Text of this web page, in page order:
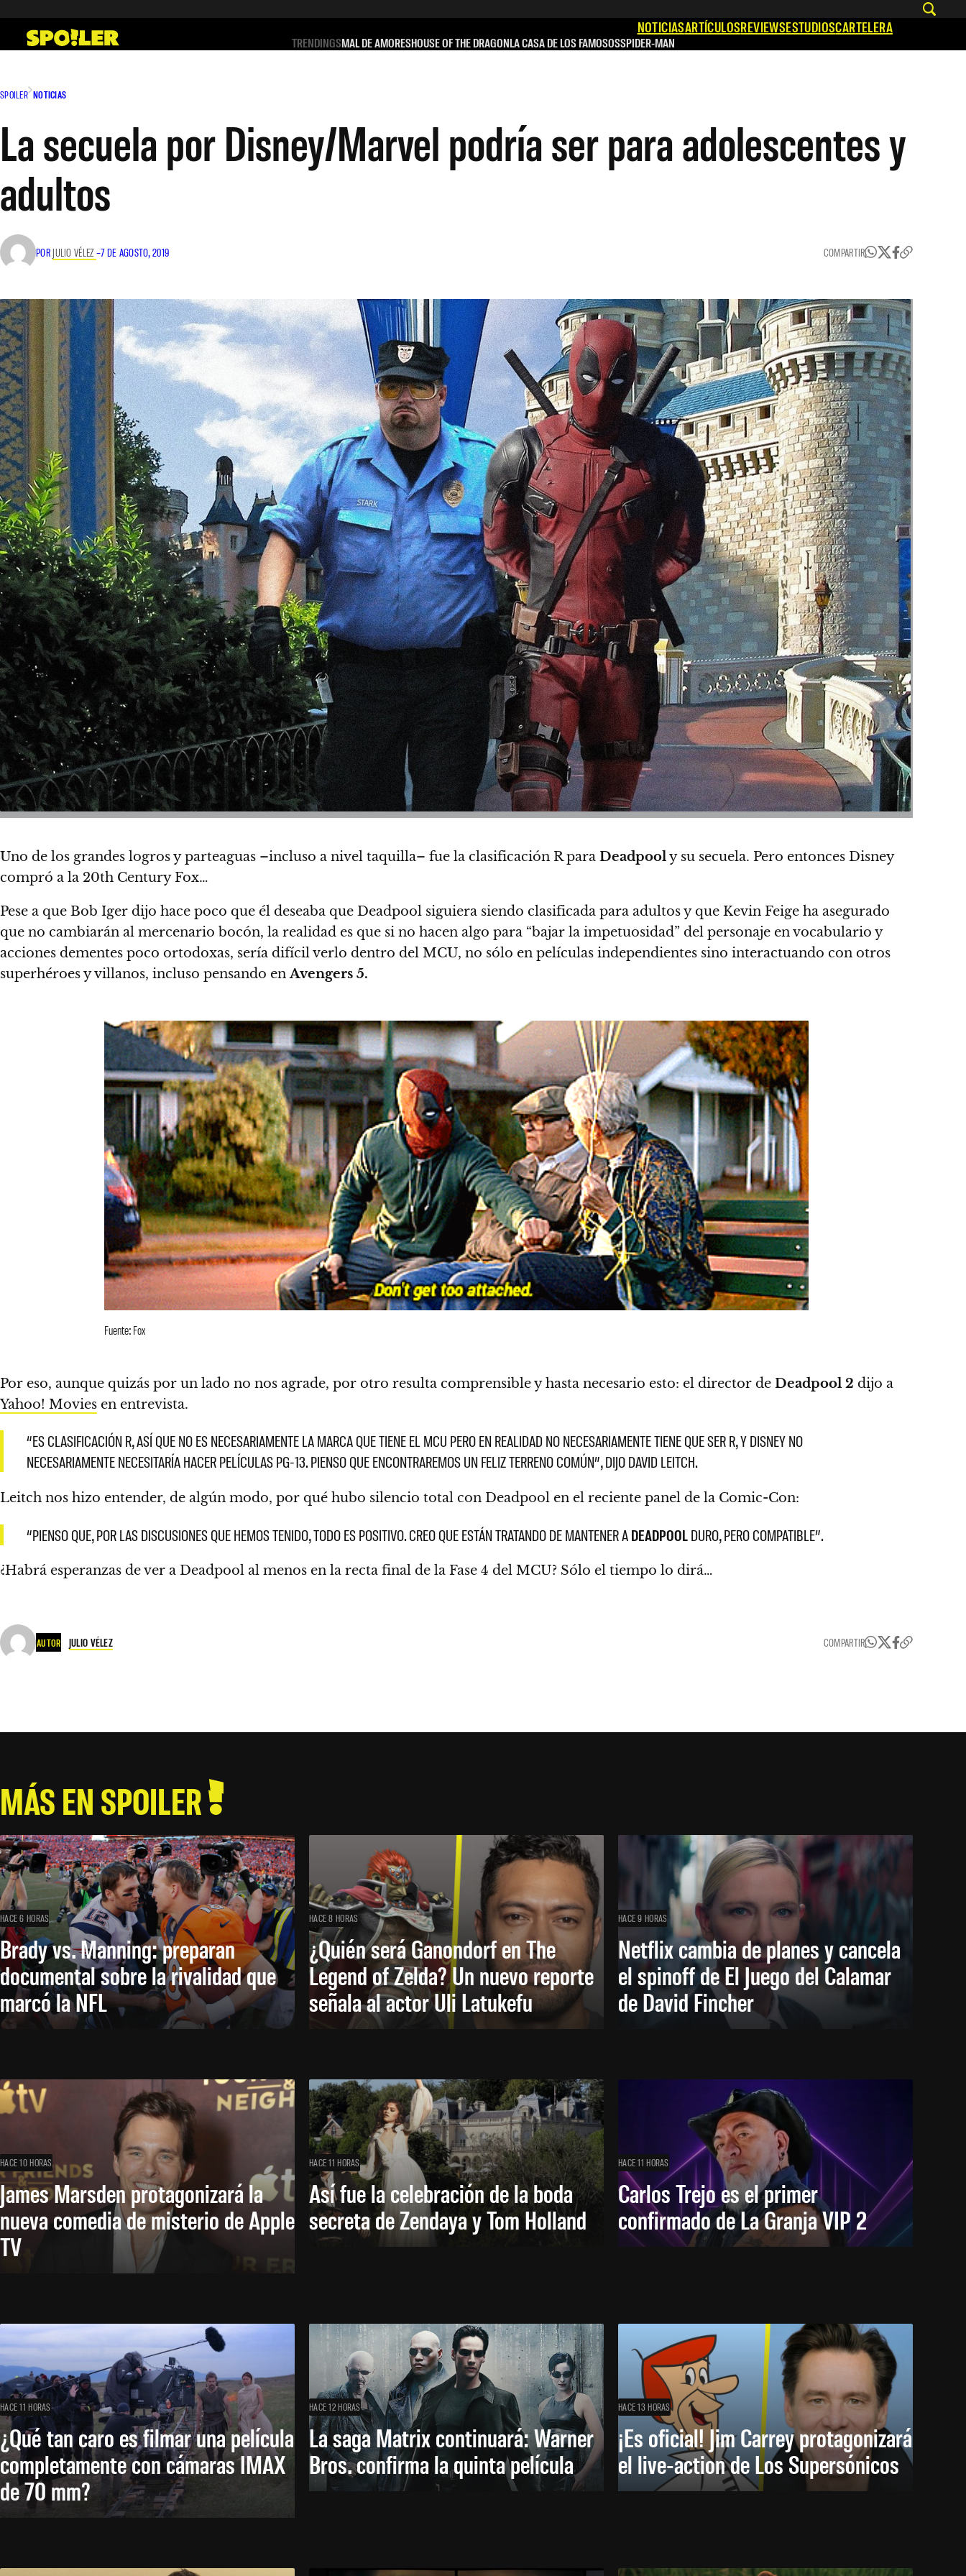
contenido
NOTICIASARTÍCULOSREVIEWSESTUDIOSCARTELERA
TRENDINGSMAL DE AMORESHOUSE OF THE DRAGONLA CASA DE LOS FAMOSOSSPIDER-MAN
SPOILER NOTICIAS
La secuela por Disney/Marvel podría ser para adolescentes y
adultos
POR JULIO VÉLEZ –7 DE AGOSTO, 2019 COMPARTIR
Uno de los grandes logros y parteaguas –incluso a nivel taquilla– fue la clasificación R para Deadpooly su secuela. Pero entonces Disney
compró a la 20th Century Fox…
Pese a que Bob Iger dijo hace poco que él deseaba que Deadpool siguiera siendo clasificada para adultos y que Kevin Feige ha asegurado
que no cambiarán al mercenario bocón, la realidad es que si no hacen algo para “bajar la impetuosidad” del personaje en vocabulario y
acciones dementes poco ortodoxas, sería difícil verlo dentro del MCU, no sólo en películas independientes sino interactuando con otros
superhéroes y villanos, incluso pensando enAvengers 5.
Fuente: Fox
Por eso, aunque quizás por un lado no nos agrade, por otro resulta comprensible y hasta necesario esto: el director de Deadpool 2 dijo a
Yahoo! Movies en entrevista.
“ES CLASIFICACIÓN R, ASÍ QUE NO ES NECESARIAMENTE LA MARCA QUE TIENE EL MCU PERO EN REALIDAD NO NECESARIAMENTE TIENE QUE SER R, Y DISNEY NO
NECESARIAMENTE NECESITARÍA HACER PELÍCULAS PG-13. PIENSO QUE ENCONTRAREMOS UN FELIZ TERRENO COMÚN”, DIJO DAVID LEITCH.
Leitch nos hizo entender, de algún modo, por qué hubo silencio total con Deadpool en el reciente panel de la Comic-Con:
“PIENSO QUE, POR LAS DISCUSIONES QUE HEMOS TENIDO, TODO ES POSITIVO. CREO QUE ESTÁN TRATANDO DE MANTENER ADEADPOOL DURO, PERO COMPATIBLE”.
¿Habrá esperanzas de ver a Deadpool al menos en la recta final de la Fase 4 del MCU? Sólo el tiempo lo dirá…
AUTOR JULIO VÉLEZ COMPARTIR
MÁS EN SPOILER
HACE 6 HORAS
Brady vs. Manning: preparan
documental sobre la rivalidad que
marcó la NFL
HACE 8 HORAS
¿Quién será Ganondorf en The
Legend of Zelda? Un nuevo reporte
señala al actor Uli Latukefu
HACE 9 HORAS
Netflix cambia de planes y cancela
el spinoff de El Juego del Calamar
de David Fincher
HACE 10 HORAS
James Marsden protagonizará la
nueva comedia de misterio de Apple
TV
HACE 11 HORAS
Así fue la celebración de la boda
secreta de Zendaya y Tom Holland
HACE 11 HORAS
Carlos Trejo es el primer
confirmado de La Granja VIP 2
HACE 11 HORAS
¿Qué tan caro es filmar una película
completamente con cámaras IMAX
de 70 mm?
HACE 12 HORAS
La saga Matrix continuará: Warner
Bros. confirma la quinta película
HACE 13 HORAS
¡Es oficial! Jim Carrey protagonizará
el live-action de Los Supersónicos